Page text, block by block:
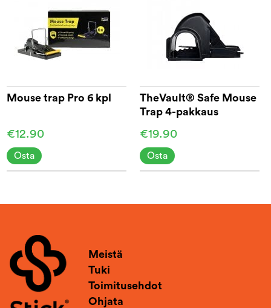
Mouse trap Pro 6 kpl
€12.90
Osta
TheVault® Safe Mouse
Trap 4-pakkaus
€19.90
Osta
Meistä
Tuki
Toimitusehdot
Ohjata